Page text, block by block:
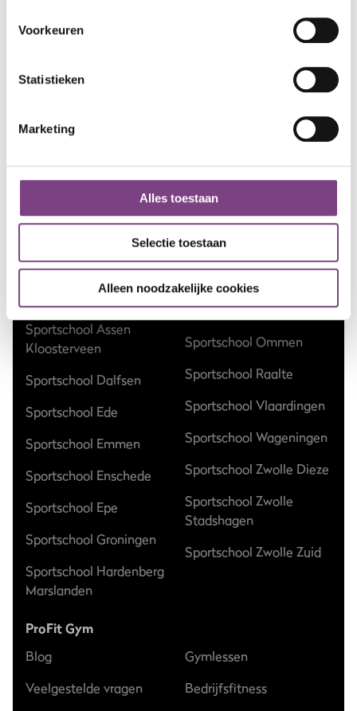
Voorkeuren
Statistieken
Marketing
Alles toestaan
Selectie toestaan
Alleen noodzakelijke cookies
Sportscholen
Sportschool Amsterdam
Sportschool Apeldoorn
Sportschool Assen
Kloosterveen
Sportschool Dalfsen
Sportschool Ede
Sportschool Emmen
Sportschool Enschede
Sportschool Epe
Sportschool Groningen
Sportschool Hardenberg
Marslanden
Sportschool Hilversum
Sportschool Nieuw-
Vennep
Sportschool Nijmegen
Sportschool Ommen
Sportschool Raalte
Sportschool Vlaardingen
Sportschool Wageningen
Sportschool Zwolle Dieze
Sportschool Zwolle
Stadshagen
Sportschool Zwolle Zuid
ProFit Gym
Blog
Veelgestelde vragen
Gymlessen
Bedrijfsfitness